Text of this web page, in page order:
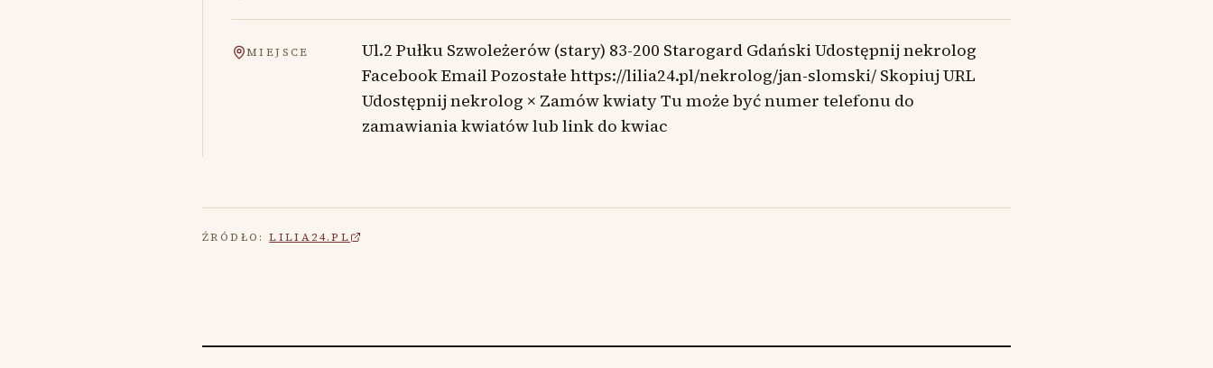
MIEJSCE
Ul.2 Pułku Szwoleżerów (stary) 83-200 Starogard Gdański Udostępnij nekrolog
Facebook Email Pozostałe https://lilia24.pl/nekrolog/jan-slomski/ Skopiuj URL
Udostępnij nekrolog × Zamów kwiaty Tu może być numer telefonu do
zamawiania kwiatów lub link do kwiac
ŹRÓDŁO: LILIA24.PL